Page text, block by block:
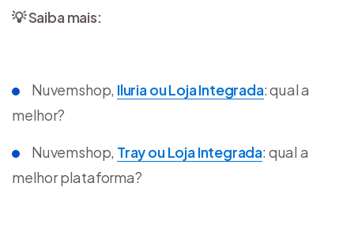
💡 Saiba mais:
Nuvemshop, Iluria ou Loja Integrada: qual a
melhor?
Nuvemshop, Tray ou Loja Integrada: qual a
melhor plataforma?